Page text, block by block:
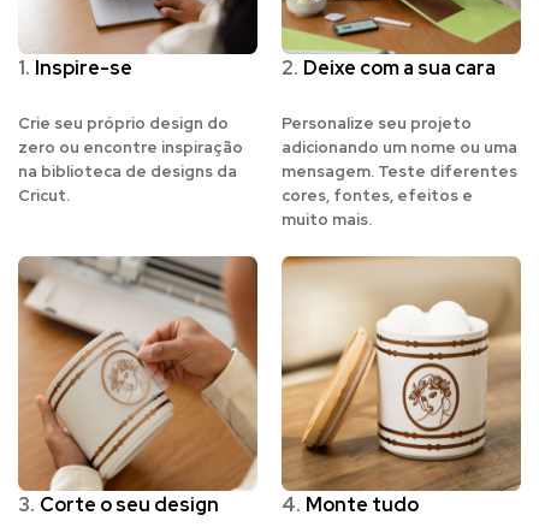
1. Inspire-se
Crie seu próprio design do
zero ou encontre inspiração
na biblioteca de designs da
Cricut.
2. Deixe com a sua cara
Personalize seu projeto
adicionando um nome ou uma
mensagem. Teste diferentes
cores, fontes, efeitos e
muito mais.
3. Corte o seu design 4. Monte tudo